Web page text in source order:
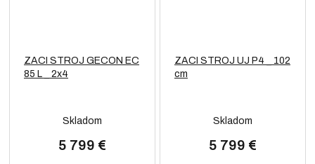
ZACI STROJ GECON EC
85 L _ 2x4
Skladom
5 799 €
ZACI STROJ UJ P4 _ 102
cm
Skladom
5 799 €